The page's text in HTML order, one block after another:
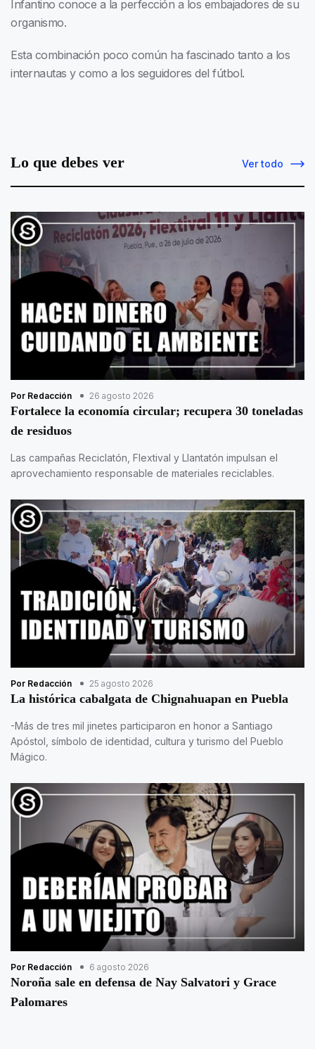
Infantino conoce a la perfección a los embajadores de su
organismo.
Esta combinación poco común ha fascinado tanto a los
internautas y como a los seguidores del fútbol.
Lo que debes ver Ver todo
Por Redacción 26 agosto 2026
Fortalece la economía circular; recupera 30 toneladas
de residuos
Las campañas Reciclatón, Flextival y Llantatón impulsan el
aprovechamiento responsable de materiales reciclables.
Por Redacción 25 agosto 2026
La histórica cabalgata de Chignahuapan en Puebla
-Más de tres mil jinetes participaron en honor a Santiago
Apóstol, símbolo de identidad, cultura y turismo del Pueblo
Mágico.
Por Redacción 6 agosto 2026
Noroña sale en defensa de Nay Salvatori y Grace
Palomares